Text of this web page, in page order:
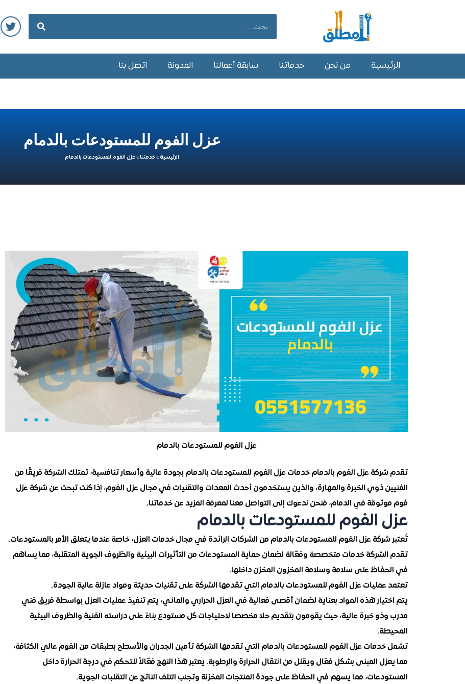
الرئيسية من نحن خدماتنا سابقة أعمالنا المدونة اتصل بنا
عزل الفوم للمستودعات بالدمام
الرئيسية»خدمتنا»عزل الفوم للمستودعات بالدمام
عزل الفوم للمستودعات بالدمام
تقدم شركة عزل الفوم بالدمام خدمات عزل الفوم للمستودعات بالدمام بجودة عالية وأسعار تنافسية، تمتلك الشركة فريقًا من
الفنيين ذوي الخبرة والمهارة، والذين يستخدمون أحدث المعدات والتقنيات في مجال عزل الفوم، إذا كنت تبحث عن شركة عزل
فوم موثوقة في الدمام، فنحن ندعوك إلى التواصل معنا لمعرفة المزيد عن خدماتنا.
عزل الفوم للمستودعات بالدمام
تُعتبر شركة عزل الفوم للمستودعات بالدمام من الشركات الرائدة في مجال خدمات العزل، خاصة عندما يتعلق الأمر بالمستودعات.
تقدم الشركة خدمات متخصصة وفعّالة لضمان حماية المستودعات من التأثيرات البيئية والظروف الجوية المتقلبة، مما يساهم
في الحفاظ على سلامة وسلامة المخزون المخزن داخلها.
تعتمد عمليات عزل الفوم للمستودعات بالدمام التي تقدمها الشركة على تقنيات حديثة ومواد عازلة عالية الجودة.
يتم اختيار هذه المواد بعناية لضمان أقصى فعالية في العزل الحراري والمائي، يتم تنفيذ عمليات العزل بواسطة فريق فني
مدرب وذو خبرة عالية، حيث يقومون بتقديم حلا مخصصا لاحتياجات كل مستودع بناءً على دراسته الفنية والظروف البيئية
المحيطة.
تشمل خدمات عزل الفوم للمستودعات بالدمام التي تقدمها الشركة تأمين الجدران والأسطح بطبقات من الفوم عالي الكثافة،
مما يعزل المبنى بشكل فعّال ويقلل من انتقال الحرارة والرطوبة. يعتبر هذا النهج فعّالاً للتحكم في درجة الحرارة داخل
المستودعات، مما يسهم في الحفاظ على جودة المنتجات المخزنة وتجنب التلف الناتج عن التقلبات الجوية.